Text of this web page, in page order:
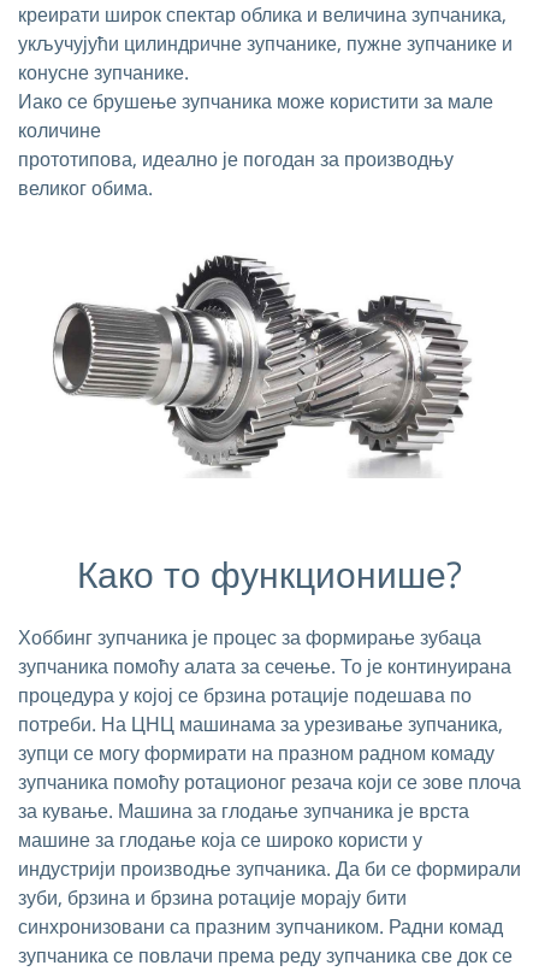
креирати широк спектар облика и величина зупчаника,
укључујући цилиндричне зупчанике, пужне зупчанике и
конусне зупчанике.
Иако се брушење зупчаника може користити за мале
количине
прототипова, идеално је погодан за производњу
великог обима.
Како то функционише?
Хоббинг зупчаника је процес за формирање зубаца
зупчаника помоћу алата за сечење. То је континуирана
процедура у којој се брзина ротације подешава по
потреби. На ЦНЦ машинама за урезивање зупчаника,
зупци се могу формирати на празном радном комаду
зупчаника помоћу ротационог резача који се зове плоча
за кување. Машина за глодање зупчаника је врста
машине за глодање која се широко користи у
индустрији производње зупчаника. Да би се формирали
зуби, брзина и брзина ротације морају бити
синхронизовани са празним зупчаником. Радни комад
зупчаника се повлачи према реду зупчаника све док се